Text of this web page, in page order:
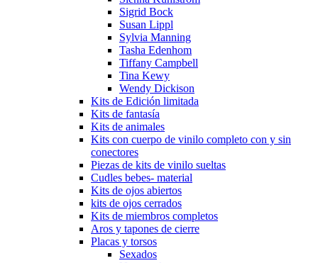
Sigrid Bock
Susan Lippl
Sylvia Manning
Tasha Edenhom
Tiffany Campbell
Tina Kewy
Wendy Dickison
Kits de Edición limitada
Kits de fantasía
Kits de animales
Kits con cuerpo de vinilo completo con y sin
conectores
Piezas de kits de vinilo sueltas
Cudles bebes- material
Kits de ojos abiertos
kits de ojos cerrados
Kits de miembros completos
Aros y tapones de cierre
Placas y torsos
Sexados